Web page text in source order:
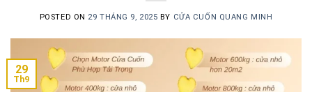
POSTED ON 29 THÁNG 9, 2025 BY CỬA CUỐN QUANG MINH
29
Th9